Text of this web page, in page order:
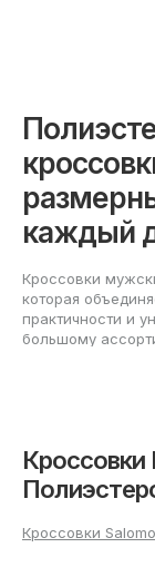
каждый
Кроссовки
которая
практичности и
большому
Как
Кроссовки